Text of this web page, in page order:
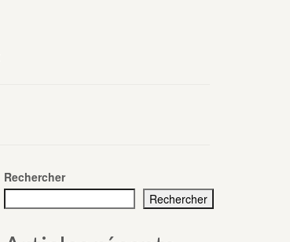
Rechercher
Rechercher